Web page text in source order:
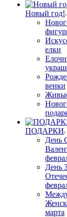
Новый год!
елки
венки
ПОДАРКИ
День
День
марта